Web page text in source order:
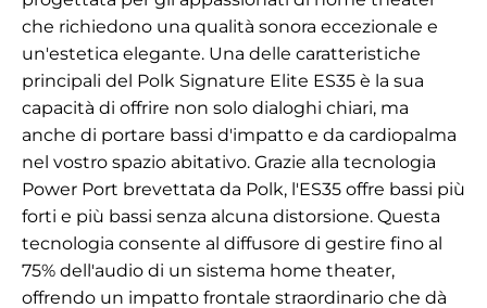
che richiedono una qualità sonora eccezionale e
un'estetica elegante. Una delle caratteristiche
principali del Polk Signature Elite ES35 è la sua
capacità di offrire non solo dialoghi chiari, ma
anche di portare bassi d'impatto e da cardiopalma
nel vostro spazio abitativo. Grazie alla tecnologia
Power Port brevettata da Polk, l'ES35 offre bassi più
forti e più bassi senza alcuna distorsione. Questa
tecnologia consente al diffusore di gestire fino al
75% dell'audio di un sistema home theater,
offrendo un impatto frontale straordinario che dà